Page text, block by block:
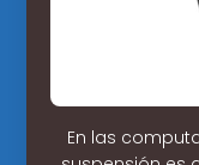
En las